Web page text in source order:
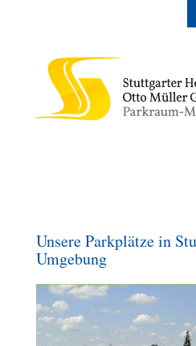
Unsere Parkplätze in
Umgebung